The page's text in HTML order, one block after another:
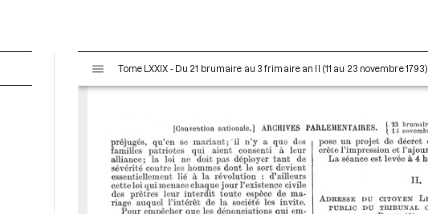
s
Tome LXXIX - Du 21 brumaire au 3 frimaire an II (11 au 23 novembre 1793)